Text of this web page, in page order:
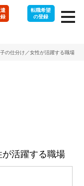
転職希望
の登録
子の仕分け／女性が活躍する職場
が活躍する職場